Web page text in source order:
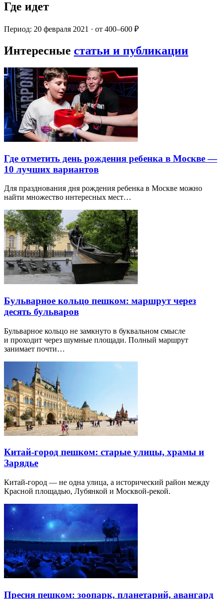
Где идет
Период: 20 февраля 2021 · от 400–600 ₽
Интересные статьи и публикации
Где отметить день рождения ребенка в Москве —
10 лучших вариантов
Для празднования дня рождения ребенка в Москве можно
найти множество интересных мест…
Бульварное кольцо пешком: маршрут через
десять бульваров
Бульварное кольцо не замкнуто в буквальном смысле
и проходит через шумные площади. Полный маршрут
занимает почти…
Китай-город пешком: старые улицы, храмы и
Зарядье
Китай-город — не одна улица, а исторический район между
Красной площадью, Лубянкой и Москвой-рекой.
Пресня пешком: зоопарк, планетарий, авангард